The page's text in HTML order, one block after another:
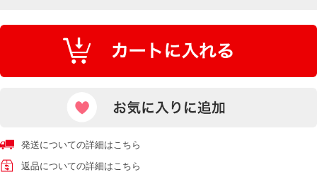
発送についての詳細はこちら
返品についての詳細はこちら